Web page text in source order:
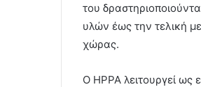
του
υλών έως την τελική
χώρας.
Ο HPPA λειτουργεί